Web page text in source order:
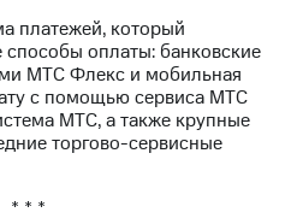
платежей, который
оплаты: банковские
МТС Флекс и мобильная
с помощью сервиса МТС
МТС, а также крупные
торгово-сервисные
* * *